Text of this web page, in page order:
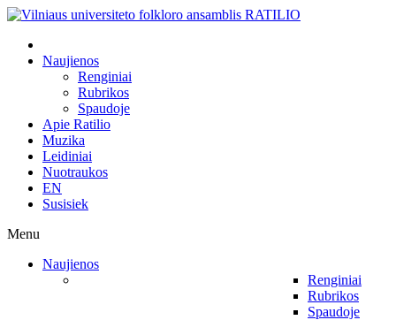
Naujienos
Renginiai
Rubrikos
Spaudoje
Apie Ratilio
Muzika
Leidiniai
Nuotraukos
EN
Susisiek
Menu
Naujienos
Renginiai
Rubrikos
Spaudoje